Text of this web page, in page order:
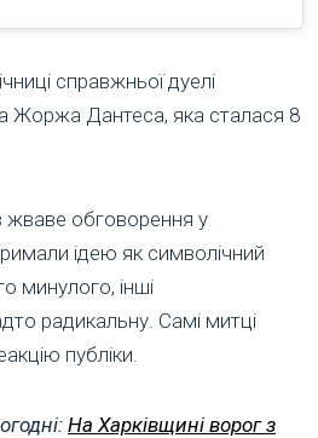
справжньої дуелі
Жоржа Дантеса, яка сталася 8
обговорення у
ідею як символічний
минулого, інші
радикальну. Самі митці
публіки.
На Харківщині ворог з